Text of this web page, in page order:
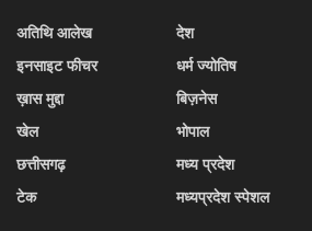
अतिथि आलेख
इनसाइट फीचर
ख़ास मुद्दा
खेल
छत्तीसगढ़
टेक
देश
धर्म ज्योतिष
बिज़नेस
भोपाल
मध्य प्रदेश
मध्यप्रदेश स्पेशल